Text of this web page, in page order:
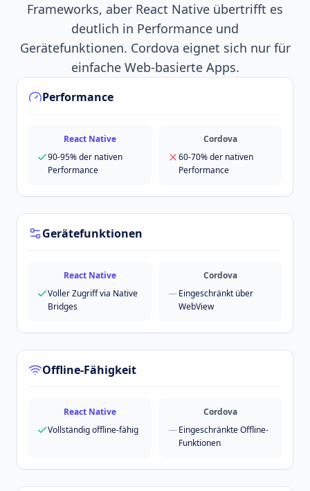
Frameworks, aber React Native übertrifft es
deutlich in Performance und
Gerätefunktionen. Cordova eignet sich nur für
einfache Web-basierte Apps.
Performance
React Native
90-95% der nativen
Performance
Cordova
60-70% der nativen
Performance
Gerätefunktionen
React Native
Voller Zugriff via Native
Bridges
Cordova
—Eingeschränkt über
WebView
Offline-Fähigkeit
React Native
Vollständig offline-fähig
Cordova
—Eingeschränkte Offline-
Funktionen